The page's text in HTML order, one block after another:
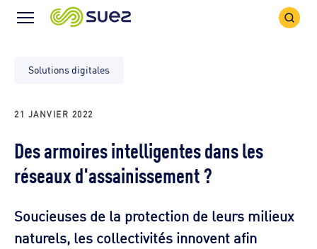
Icône
Icône
Solutions digitales
21 JANVIER 2022
Des armoires intelligentes dans les
réseaux d'assainissement ?
Soucieuses de la protection de leurs milieux
naturels, les collectivités innovent afin